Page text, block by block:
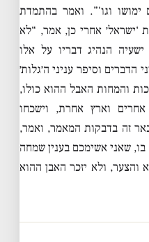
ימושו וגו'”. ואמר בהתמדת
‘ישראל׳ אחרי כן, אמר, “לא
הנהיג דבריו על אלו
הדברים וסיפר עניני ה׳גלות׳
והמחות האבל ההוא כולו,
וארץ אחרת, וישכחו
זה בדבקות המאמר, ואמר,
שאני אשימכם בענין שמחה
והצער, ולא יזכר האבן ההוא